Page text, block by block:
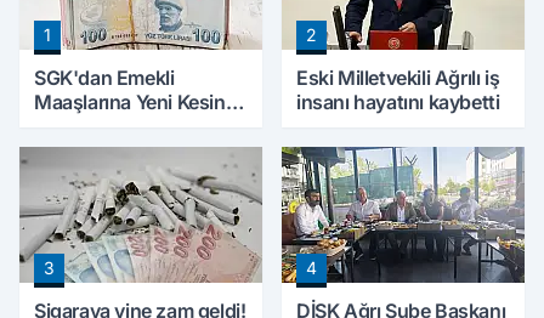
1
SGK'dan Emekli
Maaşlarına Yeni Kesinti
Borçları Aylıklardan
Tahsil Edilecek
2
Eski Milletvekili Ağrılı iş
insanı hayatını kaybetti
3
Sigaraya yine zam geldi!
4
DİSK Ağrı Şube Başkanı